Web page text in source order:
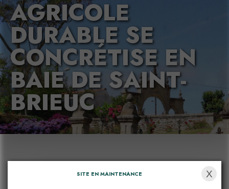
AGRICOLE
DURABLE SE
CONCRÉTISE EN
BAIE DE SAINT-
BRIEUC
SITE EN MAINTENANCE X